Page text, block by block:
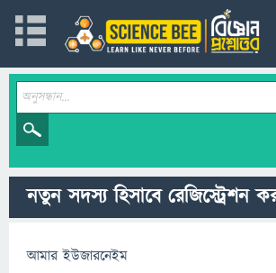
নতুন সদস্য হিসাবে রেজিস্ট্রেশন
আমার ইউজারনেইম